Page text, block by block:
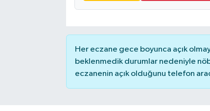
Her eczane gece boyunca açık
beklenmedik durumlar nedeniyle
eczanenin açık olduğunu telefon